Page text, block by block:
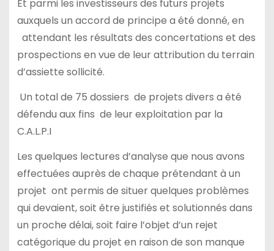
Et parmi les investisseurs des futurs projets
auxquels un accord de principe a été donné, en
attendant les résultats des concertations et des
prospections en vue de leur attribution du terrain
d’assiette sollicité.
Un total de 75 dossiers de projets divers a été
défendu aux fins de leur exploitation par la
C.A.L.P.I
Les quelques lectures d’analyse que nous avons
effectuées auprès de chaque prétendant à un
projet ont permis de situer quelques problèmes
qui devaient, soit être justifiés et solutionnés dans
un proche délai, soit faire l’objet d’un rejet
catégorique du projet en raison de son manque